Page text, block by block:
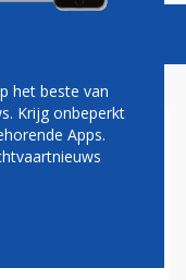
DAT
MET
het beste van
Krijg onbeperkt
Apps.